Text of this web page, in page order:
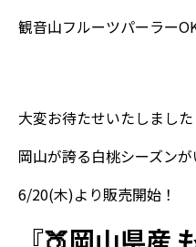
観音山フルーツパーラー
大変お待たせいたしました
岡山が誇る白桃シーズン
6/20(木)より販売開始！
『🍑岡山県産